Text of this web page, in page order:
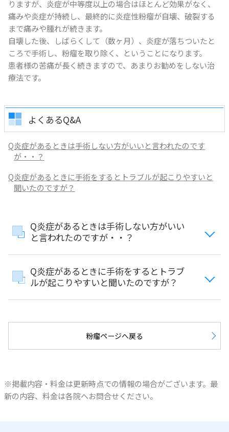
りますが、炎症が中等度以上の場合はほとんど効果がなく、
痛みや炎症が持続し、最終的に炎症性粉瘤が自壊、破裂する
まで痛みや腫れが続きます。
自壊した後、しばらくして（数ヶ月）、炎症が落ちついたと
ころで手術し、粉瘤を取り除く、ということになります。
患者様の苦痛が長く続きますので、あまりお勧めをしない治
療法です。
よくあるQ&A
Q炎症があるときは手術しない方がいいと言われたのです
が・・？
Q炎症があるときに手術をするとトラブルが起こりやすいと
聞いたのですが？
Q炎症があるときは手術しない方がいい
と言われたのですが・・？
Q炎症があるときに手術をするとトラブ
ルが起こりやすいと聞いたのですが？
粉瘤ページへ戻る
※掲載内容・料金は更新時点での情報の場合がございます。最
新の内容、料金は各院へお問合せください。